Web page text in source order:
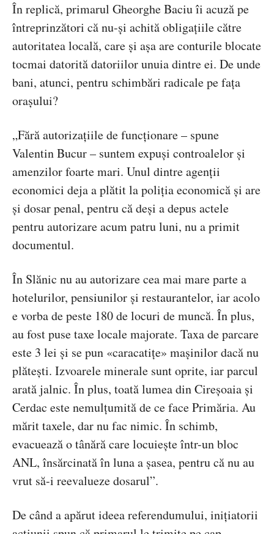
În replică, primarul Gheorghe Baciu îi acuză pe
întreprinzători că nu-și achită obligațiile către
autoritatea locală, care și așa are conturile blocate
tocmai datorită datoriilor unuia dintre ei. De unde
bani, atunci, pentru schimbări radicale pe fața
orașului?
„Fără autorizațiile de funcționare – spune
Valentin Bucur – suntem expuși controalelor și
amenzilor foarte mari. Unul dintre agenții
economici deja a plătit la poliția economică și are
și dosar penal, pentru că deși a depus actele
pentru autorizare acum patru luni, nu a primit
documentul.
În Slănic nu au autorizare cea mai mare parte a
hotelurilor, pensiunilor și restaurantelor, iar acolo
e vorba de peste 180 de locuri de muncă. În plus,
au fost puse taxe locale majorate. Taxa de parcare
este 3 lei și se pun «caracatițe» mașinilor dacă nu
plătești. Izvoarele minerale sunt oprite, iar parcul
arată jalnic. În plus, toată lumea din Cireșoaia și
Cerdac este nemulțumită de ce face Primăria. Au
mărit taxele, dar nu fac nimic. În schimb,
evacuează o tânără care locuiește într-un bloc
ANL, însărcinată în luna a șasea, pentru că nu au
vrut să-i reevalueze dosarul”.
De când a apărut ideea referendumului, inițiatorii